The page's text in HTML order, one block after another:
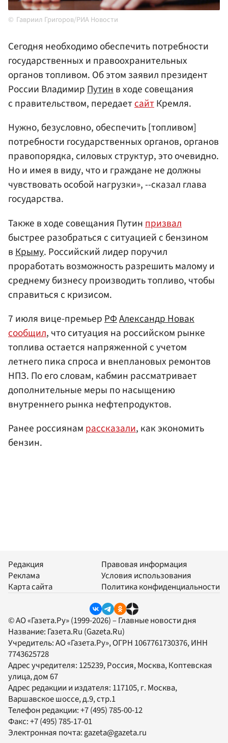
Гавриил Григоров/РИА Новости
Сегодня необходимо обеспечить потребности
государственных и правоохранительных
органов топливом. Об этом заявил президент
России ВладимирПутинв ходе совещания
с правительством, передаетсайтКремля.
Нужно, безусловно, обеспечить [топливом]
потребности государственных органов, органов
правопорядка, силовых структур, это очевидно.
Но и имея в виду, что и граждане не должны
чувствовать особой нагрузки», --сказал глава
государства.
Также в ходе совещания Путин призвал
быстрее разобраться с ситуацией с бензином
в Крыму. Российский лидер поручил
проработать возможность разрешить малому и
среднему бизнесу производить топливо, чтобы
справиться с кризисом.
7 июля вице-премьерРФАлександр Новак
сообщил, что ситуация на российском рынке
топлива остается напряженной с учетом
летнего пика спроса и внеплановых ремонтов
НПЗ. По его словам, кабмин рассматривает
дополнительные меры по насыщению
внутреннего рынка нефтепродуктов.
Ранее россиянам рассказали, как экономить
бензин.
Редакция
Реклама
Карта сайта
Правовая информация
Условия использования
Политика конфиденциальности
© АО «Газета.Ру» (1999-2026) – Главные новости дня
Название: Газета.Ru (Gazeta.Ru)
Учредитель:АО «Газета.Ру», ОГРН 1067761730376, ИНН
7743625728
Адрес учредителя: 125239, Россия, Москва, Коптевская
улица, дом 67
Адрес редакции и издателя: 117105, г. Москва,
Варшавское шоссе, д.9, стр.1
Телефон редакции:+7 (495) 785-00-12
Факс:+7 (495) 785-17-01
Электронная почта:gazeta@gazeta.ru